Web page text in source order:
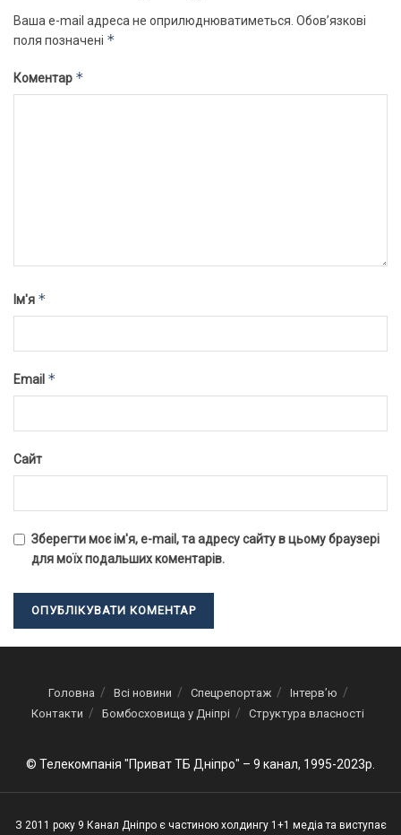
Ваша e-mail адреса не оприлюднюватиметься. Обов’язкові
поля позначені *
Коментар *
Ім'я *
Email *
Сайт
Зберегти моє ім'я, e-mail, та адресу сайту в цьому браузері
для моїх подальших коментарів.
Головна Всі новини Спецрепортаж
Інтерв’ю
Контакти
Бомбосховища у Дніпрі Структура власності
© Телекомпанія "Приват ТБ Дніпро" – 9 канал, 1995-2023р.
З 2011 року 9 Канал Дніпро є частиною холдингу 1+1 медіа та виступає